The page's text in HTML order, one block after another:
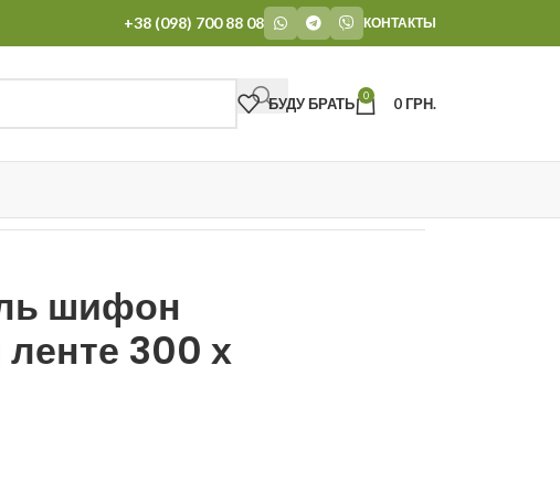
+38 (098) 700 88 08 КОНТАКТЫ
БУДУ БРАТЬ 0 0ГРН.
шифон
300 х